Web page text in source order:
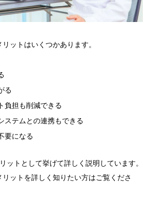
ットはいくつかあります。
る
負担も削減できる
ステムとの連携もできる
要になる
ットとして挙げて詳しく説明しています。
ットを詳しく知りたい方はご覧くださ